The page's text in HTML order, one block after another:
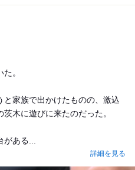
。
家族で出かけたものの、激込
木に遊びに来たのだった。
ある...
詳細を見る